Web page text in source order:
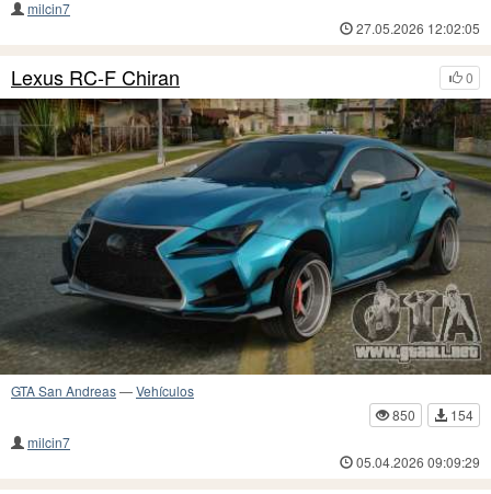
milcin7
27.05.2026 12:02:05
0
Lexus RC-F Chiran
GTA San Andreas—Vehículos
850
154
milcin7
05.04.2026 09:09:29